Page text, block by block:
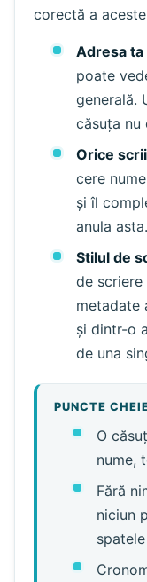
corectă a
Adresa ta
poate
generală.
căsuța nu
Orice
cere
și îl
anula asta.
Stilul de
de
metadate
și dintr-o
de una
PUNCTE
O
nume,
Fără
niciun